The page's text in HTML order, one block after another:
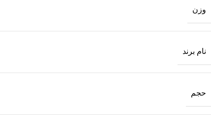
وزن
نام برند
حجم